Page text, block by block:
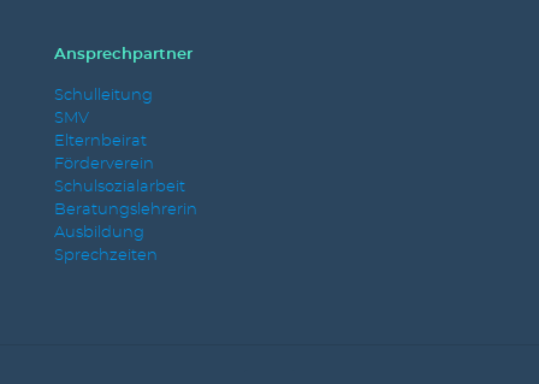
Ansprechpartner
Schulleitung
SMV
Elternbeirat
Förderverein
Schulsozialarbeit
Beratungslehrerin
Ausbildung
Sprechzeiten